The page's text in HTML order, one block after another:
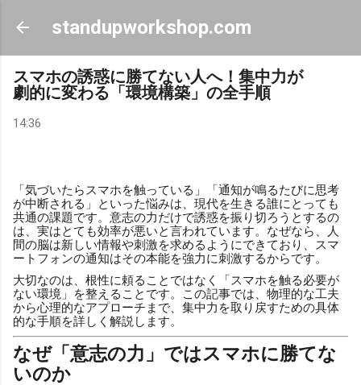
スキップしてメイン コンテンツに移動
standupworkshop.com
スマホの誘惑に勝てない人へ！集中力が
劇的に変わる「環境構築」の全手順
14:36
「気づいたらスマホを触っている」「通知が鳴るたびに思考
が中断される」といった悩みは、現代を生きる誰にとっても
共通の課題です。意志の力だけで誘惑を振り切ろうとするの
は、実はとても効率が悪いと言われています。なぜなら、人
間の脳は新しい情報や刺激を求めるようにできており、スマ
ートフォンの通知はその本能を強力に刺激するからです。
大切なのは、根性に頼ることではなく「スマホを触る必要が
ない環境」を整えることです。この記事では、物理的な工夫
から心理的なアプローチまで、集中力を取り戻すための具体
的な手順を詳しく解説します。
なぜ「意志の力」ではスマホに勝てな
いのか